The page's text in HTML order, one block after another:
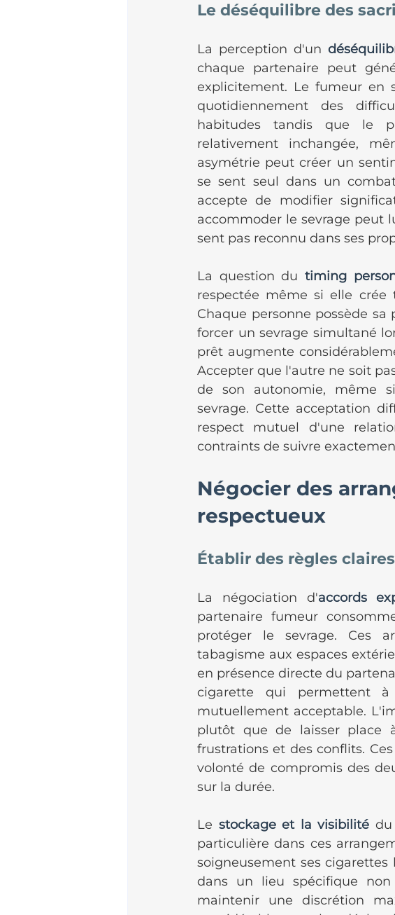
Le déséquilibre des
La perception d'un
chaque partenaire peut
explicitement. Le fumeur en
quotidiennement des
habitudes tandis que le
relativement inchangée,
asymétrie peut créer un
se sent seul dans un
accepte de modifier
accommoder le sevrage peut
sent pas reconnu dans ses
La question du timing
respectée même si elle crée
Chaque personne possède
forcer un sevrage simultané
prêt augmente
Accepter que l'autre ne soit
de son autonomie, même
sevrage. Cette acceptation
respect mutuel d'une
contraints de suivre
Négocier des
respectueux
Établir des règles
La négociation d'accords
partenaire fumeur
protéger le sevrage. Ces
tabagisme aux espaces
en présence directe du
cigarette qui permettent
mutuellement acceptable.
plutôt que de laisser place
frustrations et des conflits.
volonté de compromis des
sur la durée.
Le stockage et la visibilité
particulière dans ces
soigneusement ses
dans un lieu spécifique
maintenir une discrétion